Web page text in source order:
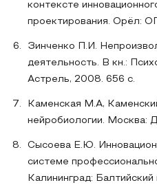
контексте
проектирования. Орёл:
Зинченко П.И.
деятельность. В кн.:
Астрель, 2008. 656 с.
Каменская М.А,
нейробиологии. Москва:
Сысоева Е.Ю.
системе
Калининград: